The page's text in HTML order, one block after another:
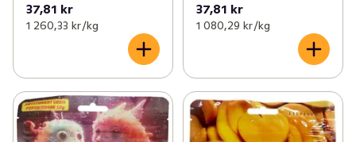
37,81 kr
1 260,33 kr /kg
37,81 kr
1 080,29 kr /kg